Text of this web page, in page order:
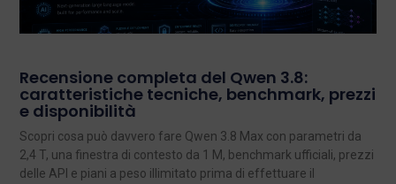
Recensione completa del Qwen 3.8:
caratteristiche tecniche, benchmark, prezzi
e disponibilità
Scopri cosa può davvero fare Qwen 3.8 Max con parametri da
2,4 T, una finestra di contesto da 1 M, benchmark ufficiali, prezzi
delle API e piani a peso illimitato prima di effettuare il